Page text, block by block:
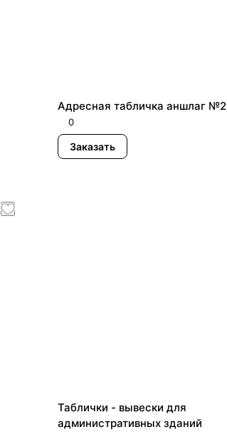
Адресная табличка аншлаг №2
0
Заказать
Таблички - вывески для
административных зданий